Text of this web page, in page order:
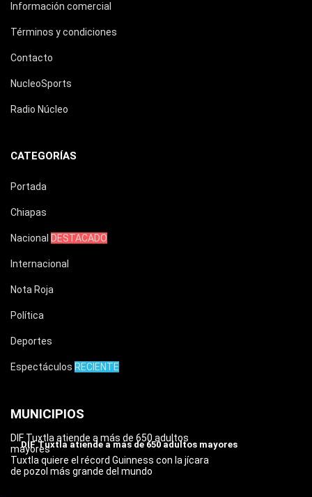
Información comercial
Términos y condiciones
Contacto
NucleoSports
Radio Núcleo
CATEGORÍAS
Portada
Chiapas
Nacional DESTACADO
Internacional
Nota Roja
Política
Deportes
Espectáculos RECIENTE
MUNICIPIOS
DIF Tuxtla atiende a más de 650 adultos mayores
DIF Tuxtla atiende a más de 650 adultos
mayores
Tuxtla quiere el récord Guinness con la jícara
de pozol más grande del mundo